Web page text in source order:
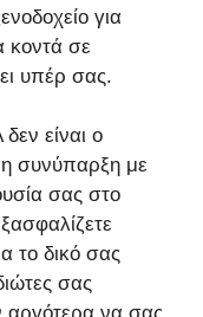
για
κοντά σε
υπέρ σας.
είναι ο
η συνύπαρξη με
σας στο
το δικό σας
σας